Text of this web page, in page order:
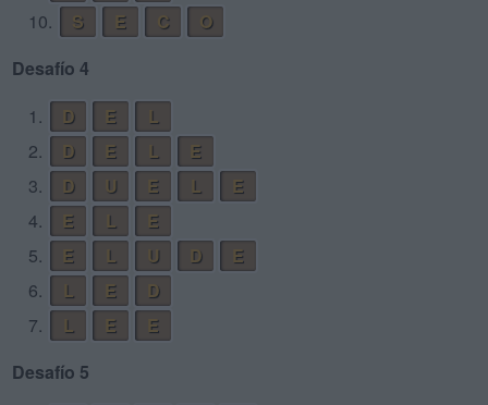
10.
S E C
O
Desafío 4
1.
D E
L
2.
D E L
E
3.
D U E L
E
4.
E L
E
5.
E L U D
E
6.
L E
D
7.
L E
E
Desafío 5